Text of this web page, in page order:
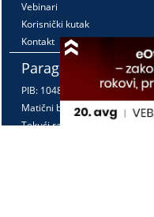
Vebinari
Korisnički kutak
Kontakt
Paragraf Lex d.o.o.
PIB: 104830593
Matični broj: 20240156
Tekući račun: